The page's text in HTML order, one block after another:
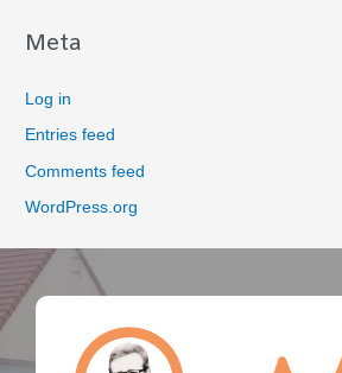
Meta
Log in
Entries feed
Comments feed
WordPress.org